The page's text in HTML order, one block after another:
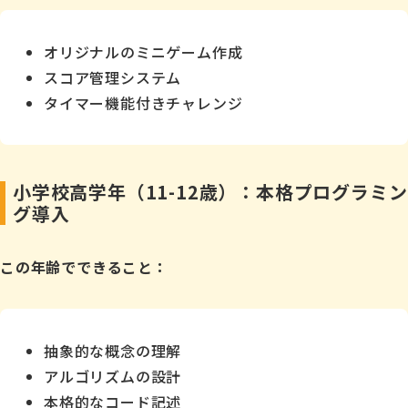
オリジナルのミニゲーム作成
スコア管理システム
タイマー機能付きチャレンジ
小学校高学年（11-12歳）：本格プログラミン
グ導入
この年齢でできること：
抽象的な概念の理解
アルゴリズムの設計
本格的なコード記述